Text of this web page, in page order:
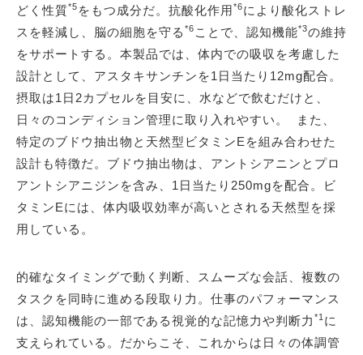
どく性質*5 をもつ成分だ。抗酸化作用*6により酸化ストレ
スを軽減し、脳の細胞を守る *6 ことで、認知機能*3の維持
をサポートする。本製品では、体内での吸収を考慮した
設計として、アスタキサンチンを1日当たり12mg配合。
摂取は1日2カプセルを目安に、水などで飲むだけと、
日々のコンディション管理に取り入れやすい。 また、
特定のブドウ抽出物と天然型ビタミンEを組み合わせた
設計も特徴だ。ブドウ抽出物は、アントシアニンとプロ
アントシアニジンを含み、1日当たり250mgを配合。ビ
タミンEには、体内吸収効率が高いとされる天然型を採
用している。
的確なタイミングで動く判断、スムーズな会話、複数の
タスクを同時に進める段取り力。仕事のパフォーマンス
は、認知機能の一部である視覚的な記憶力や判断力 *1 に
支えられている。だからこそ、これからは日々の体調管